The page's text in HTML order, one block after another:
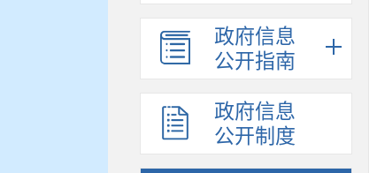
政府信息
公开指南
政府信息
公开制度